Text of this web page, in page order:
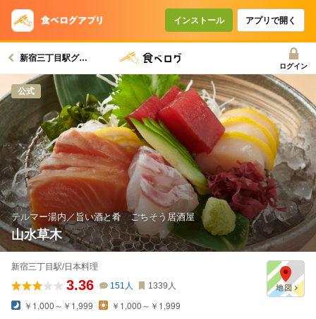
インストール アプリで開く
新宿三丁目駅グルメへ
ログイン
公式
テルマー湯内／旨い酒と肴 ごちそう居酒屋
山水草木
新宿三丁目駅/日本料理
3.36 151 人 1339 人
￥1,000～￥1,999 ￥1,000～￥1,999